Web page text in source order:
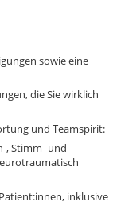
sowie eine
die Sie wirklich
und Teamspirit:
, Stimm- und
inklusive